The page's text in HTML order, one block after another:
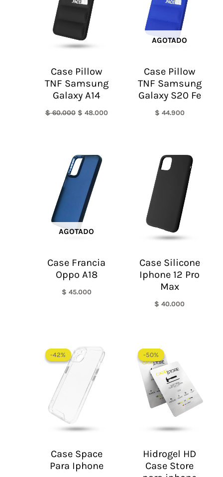
Case Pillow
TNF Samsung
Galaxy A14
$60.000 $ 48.000
AGOTADO
Case Pillow
TNF Samsung
Galaxy S20 Fe
$ 44.900
AGOTADO
Case Francia
Oppo A18
$ 45.000
Case Silicone
Iphone 12 Pro
Max
$ 40.000
-42%
-42%
Case Space
Para Iphone
precio
original
$ 60.000.
-50%
-50%
Hidrogel HD
Case Store
era:
$ 60.000.